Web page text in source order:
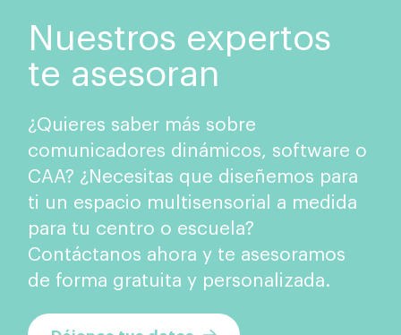
Nuestros expertos
te asesoran
¿Quieres saber más sobre
comunicadores dinámicos, software o
CAA? ¿Necesitas que diseñemos para
ti un espacio multisensorial a medida
para tu centro o escuela?
Contáctanos ahora y te asesoramos
de forma gratuita y personalizada.